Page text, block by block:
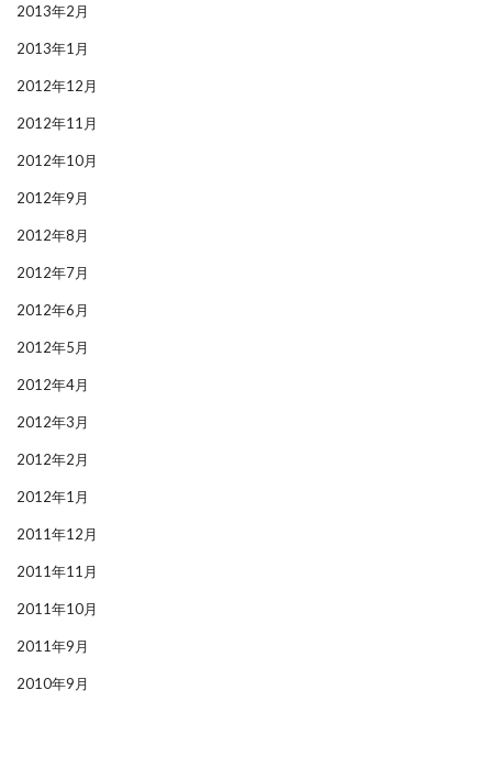
2013年2月
2013年1月
2012年12月
2012年11月
2012年10月
2012年9月
2012年8月
2012年7月
2012年6月
2012年5月
2012年4月
2012年3月
2012年2月
2012年1月
2011年12月
2011年11月
2011年10月
2011年9月
2010年9月